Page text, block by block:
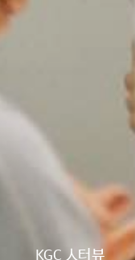
KGC 人터뷰
KGC 人터뷰